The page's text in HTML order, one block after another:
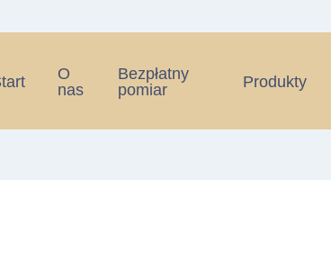
O
nas
Bezpłatny
pomiar
Produkty
Polityka